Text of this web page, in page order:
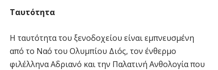
Ταυτότητα
H ταυτότητα του ξενοδοχείου είναι εμπνευσμένη
από το Ναό του Ολυμπίου Διός, τον ένθερμο
φιλέλληνα Αδριανό και την Παλατινή Ανθολογία που